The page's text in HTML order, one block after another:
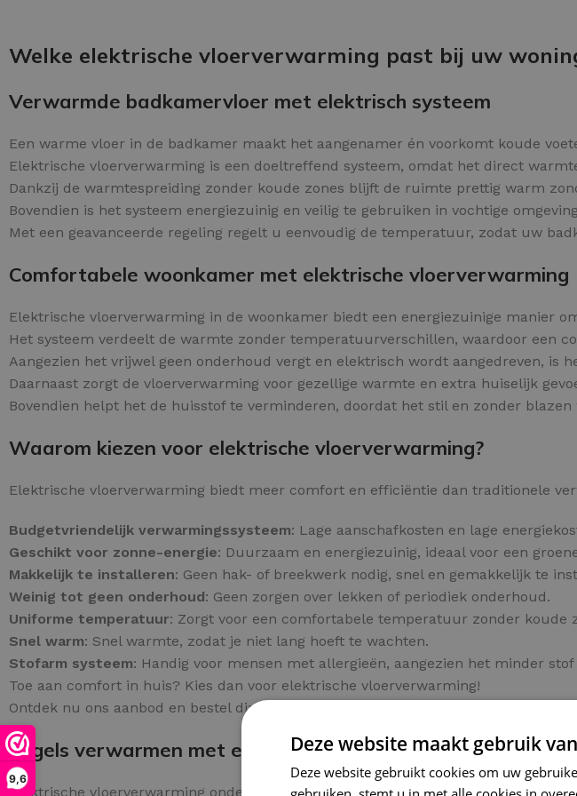
9,6
Gietvloer Epoxy
Welke elektrische vloerverwarming past bij uw
Verwarmde badkamervloer met elektrisch systeem
Een warme vloer in de badkamer maakt het aangenamer én voorkomt koude
Elektrische vloerverwarming is een doeltreffend systeem, omdat het direct
Dankzij de warmtespreiding zonder koude zones blijft de ruimte prettig warm
Bovendien is het systeem energiezuinig en veilig te gebruiken in vochtige
Met een geavanceerde regeling regelt u eenvoudig de temperatuur, zodat uw
Comfortabele woonkamer met elektrische vloerverwarming
Elektrische vloerverwarming in de woonkamer biedt een energiezuinige manier
Het systeem verdeelt de warmte zonder temperatuurverschillen, waardoor een
Aangezien het vrijwel geen onderhoud vergt en elektrisch wordt aangedreven, is
Daarnaast zorgt de vloerverwarming voor gezellige warmte en extra huiselijk
Bovendien helpt het de huisstof te verminderen, doordat het stil en zonder
Waarom kiezen voor elektrische vloerverwarming?
Elektrische vloerverwarming biedt meer comfort en efficiëntie dan traditionele
Budgetvriendelijk verwarmingssysteem: Lage aanschafkosten en lage
Geschikt voor zonne-energie: Duurzaam en energiezuinig, ideaal voor een
Makkelijk te installeren: Geen hak- of breekwerk nodig, snel en gemakkelijk te
Weinig tot geen onderhoud: Geen zorgen over lekken of periodiek onderhoud.
Uniforme temperatuur: Zorgt voor een comfortabele temperatuur zonder koude
Snel warm: Snel warmte, zodat je niet lang hoeft te wachten.
Stofarm systeem: Handig voor mensen met allergieën, aangezien het minder
Toe aan comfort in huis? Kies dan voor elektrische vloerverwarming!
Ontdek nu ons aanbod en bestel direct online!
Tegels verwarmen met elektrische vloerverwarming
Elektrische vloerverwarming onder tegels biedt een efficiënte en comfortabele
Deze website maakt gebruik
Deze website gebruikt cookies om uw